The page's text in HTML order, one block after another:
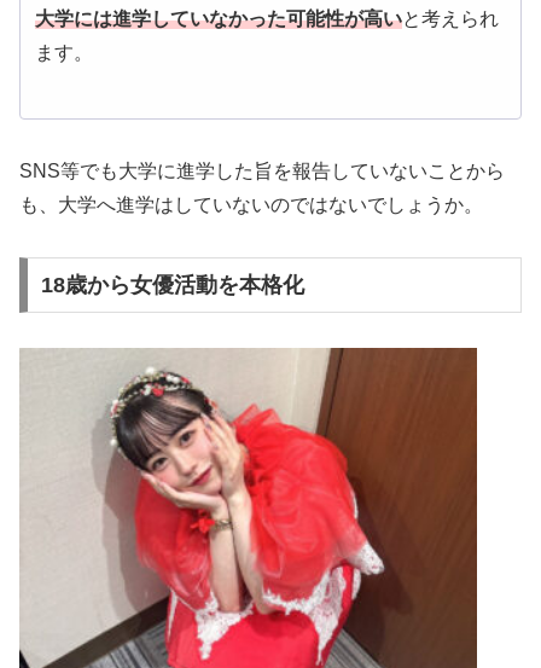
大学には進学していなかった可能性が高いと考えられ
ます。
SNS等でも大学に進学した旨を報告していないことから
も、大学へ進学はしていないのではないでしょうか。
18歳から女優活動を本格化